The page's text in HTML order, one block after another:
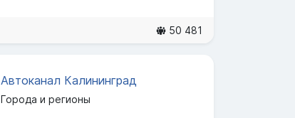
50 481
Автоканал Калининград
Города и регионы